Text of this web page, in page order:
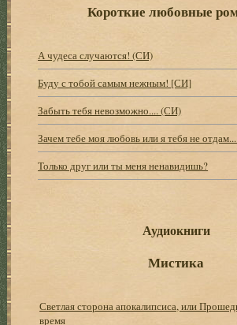
Короткие любовные
А чудеса случаются! (СИ)
Буду с тобой самым нежным! [СИ]
Забыть тебя невозможно.... (СИ)
Зачем тебе моя любовь или я тебя не
Только друг или ты меня ненавидишь?
Аудиокниги
Мистика
Светлая сторона апокалипсиса, или
время